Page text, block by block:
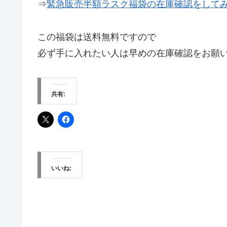
⇒緊急販売半額ラスク福袋の在庫確認をして
この福袋は送料無料ですので
必ず手に入れたい人は早めの在庫確認をお願
共有:
いいね: